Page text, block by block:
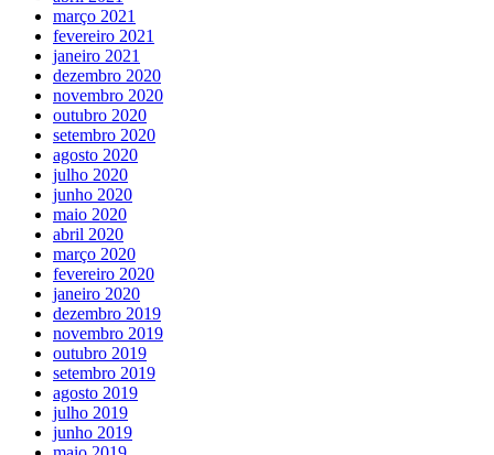
março 2021
fevereiro 2021
janeiro 2021
dezembro 2020
novembro 2020
outubro 2020
setembro 2020
agosto 2020
julho 2020
junho 2020
maio 2020
abril 2020
março 2020
fevereiro 2020
janeiro 2020
dezembro 2019
novembro 2019
outubro 2019
setembro 2019
agosto 2019
julho 2019
junho 2019